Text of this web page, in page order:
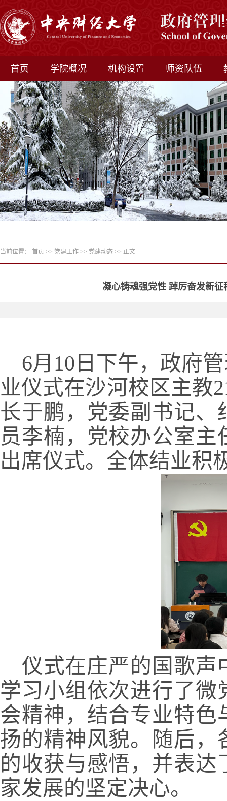
首页 学院概况 机构设置 师资队伍
当前位置： 首页 >> 党建工作 >> 党建动态 >> 正文
凝心铸魂强党性 踔厉奋发新
6月10日下午，政府
业仪式在沙河校区主教
长于鹏，党委副书记
员李楠，党校办公室
出席仪式。 全体结业积
仪式在庄严的国歌声
学习小组依次进行了
会精神，结合专业特
扬的精神风貌。随后
的收获与感悟，并表
家发展的坚定决心。